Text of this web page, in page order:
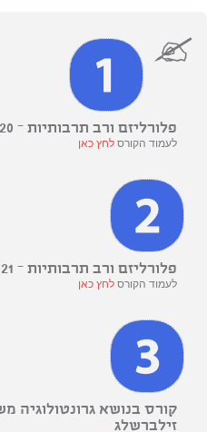
פלורליזם ורב תרבותיות – 2020
לעמוד הקורסלחץ כאן
פלורליזם ורב תרבותיות – 2021
לעמוד הקורסלחץ כאן
זילברשלג